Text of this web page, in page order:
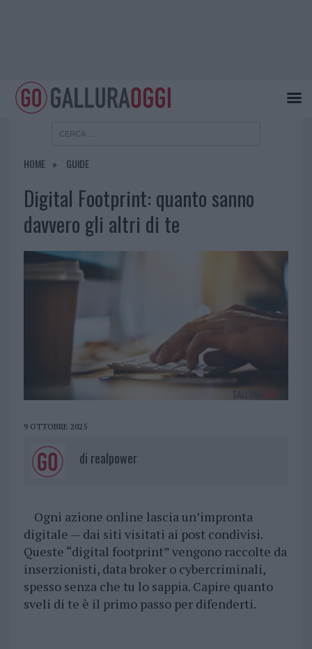
HOME GUIDE
Digital Footprint: quanto sanno
davvero gli altri di te
9 OTTOBRE 2025
di realpower
Ogni azione online lascia un’impronta
digitale — dai siti visitati ai post condivisi.
Queste “digital footprint” vengono raccolte da
inserzionisti, data broker o cybercriminali,
spesso senza che tu lo sappia. Capire quanto
sveli di te è il primo passo per difenderti.